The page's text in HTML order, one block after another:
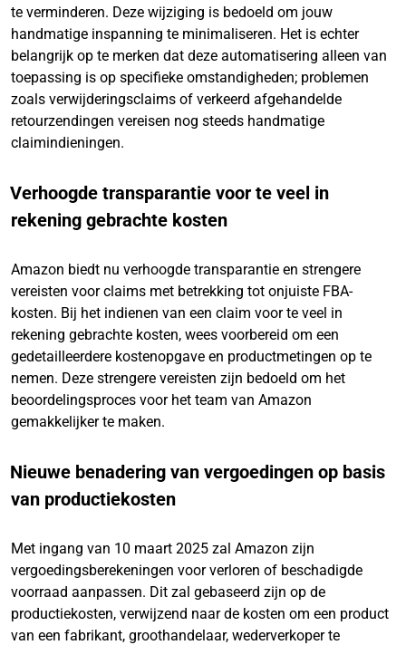
te verminderen. Deze wijziging is bedoeld om jouw
handmatige inspanning te minimaliseren. Het is echter
belangrijk op te merken dat deze automatisering alleen van
toepassing is op specifieke omstandigheden; problemen
zoals verwijderingsclaims of verkeerd afgehandelde
retourzendingen vereisen nog steeds handmatige
claimindieningen.
Verhoogde transparantie voor te veel in
rekening gebrachte kosten
Amazon biedt nu verhoogde transparantie en strengere
vereisten voor claims met betrekking tot onjuiste FBA-
kosten. Bij het indienen van een claim voor te veel in
rekening gebrachte kosten, wees voorbereid om een
gedetailleerdere kostenopgave en productmetingen op te
nemen. Deze strengere vereisten zijn bedoeld om het
beoordelingsproces voor het team van Amazon
gemakkelijker te maken.
Nieuwe benadering van vergoedingen op basis
van productiekosten
Met ingang van 10 maart 2025 zal Amazon zijn
vergoedingsberekeningen voor verloren of beschadigde
voorraad aanpassen. Dit zal gebaseerd zijn op de
productiekosten, verwijzend naar de kosten om een product
van een fabrikant, groothandelaar, wederverkoper te